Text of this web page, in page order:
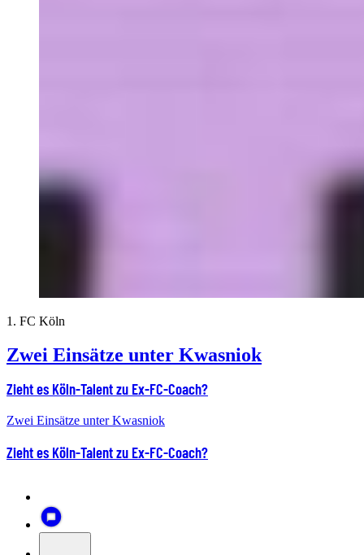
1. FC Köln
Zwei Einsätze unter Kwasniok
Zieht es Köln-Talent zu Ex-FC-Coach?
Zwei Einsätze unter Kwasniok
Zieht es Köln-Talent zu Ex-FC-Coach?